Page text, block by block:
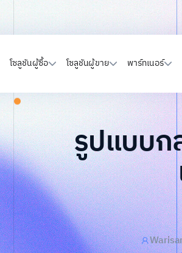
โซลูชันผู้ซื้อ โซลูชันผู้ขาย พาร์ทเนอร์
รูปแบบก